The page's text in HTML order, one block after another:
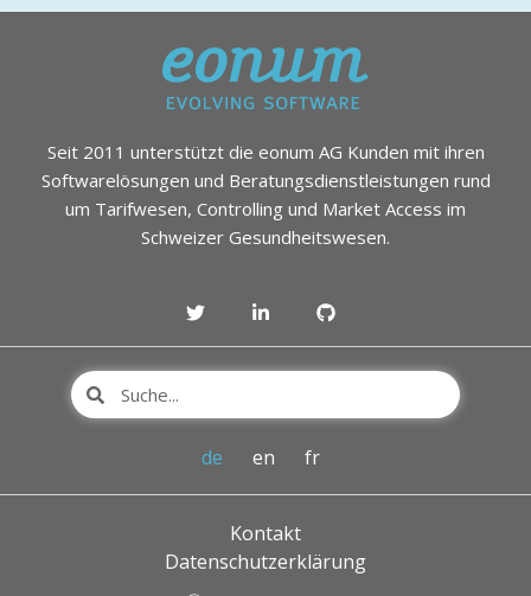
Seit 2011 unterstützt die eonum AG Kunden mit ihren
Softwarelösungen und Beratungsdienstleistungen rund
um Tarifwesen, Controlling und Market Access im
Schweizer Gesundheitswesen.
de en fr
Kontakt
Datenschutzerklärung